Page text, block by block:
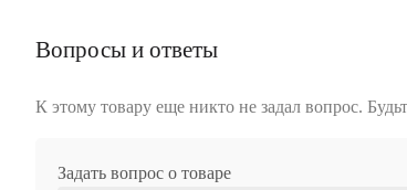
Вопросы и ответы
К этому товару еще никто не задал вопрос.
Задать вопрос о товаре